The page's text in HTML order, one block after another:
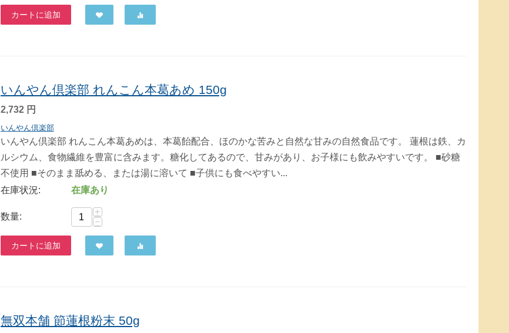
カートに追加
いんやん倶楽部 れんこん本葛あめ 150g
2,732 円
いんやん倶楽部
いんやん倶楽部 れんこん本葛あめは、本葛飴配合、ほのかな苦みと自然な甘みの自然食品です。 蓮根は鉄、カ
ルシウム、食物繊維を豊富に含みます。糖化してあるので、甘みがあり、お子様にも飲みやすいです。 ■砂糖
不使用 ■そのまま舐める、または湯に溶いて ■子供にも食べやすい...
在庫状況:
在庫あり
数量:
+
−
カートに追加
無双本舗 節蓮根粉末 50g